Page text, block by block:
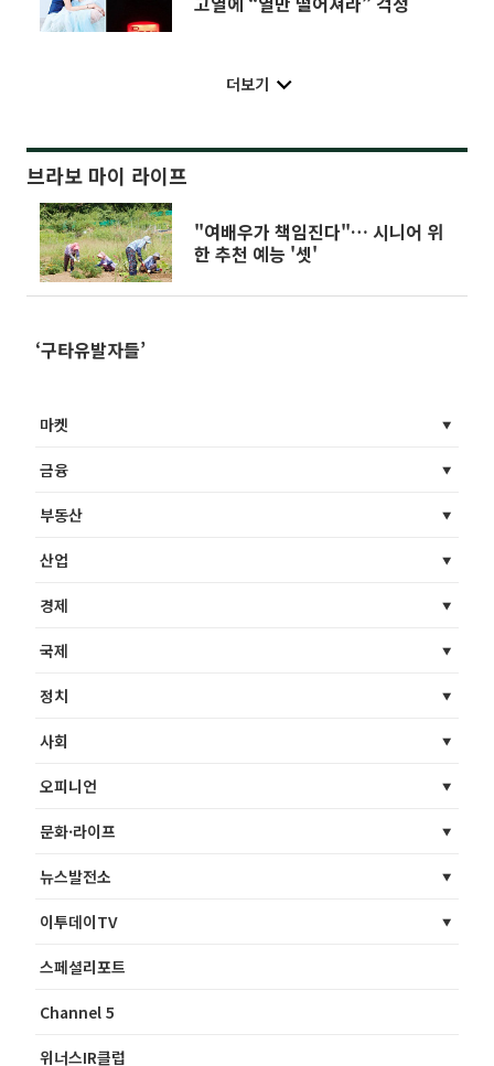
더보기
브라보 마이 라이프
"여배우가 책임진다"… 시니어 위
한 추천 예능 '셋'
‘구타유발자들’
마켓
금융
부동산
산업
경제
국제
정치
사회
오피니언
문화·라이프
뉴스발전소
이투데이TV
스페셜리포트
Channel 5
위너스IR클럽